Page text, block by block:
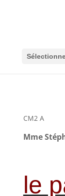
CM2 A
Mme
le